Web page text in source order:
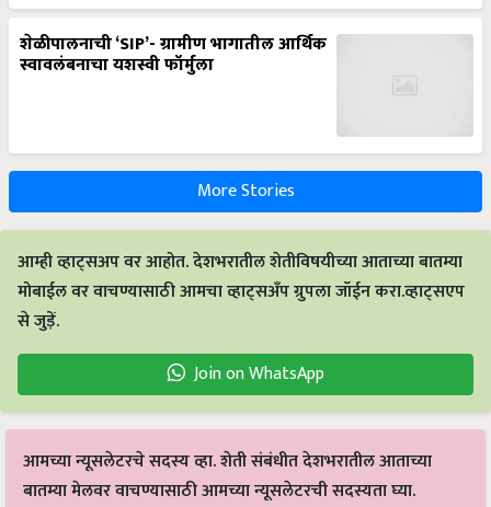
शेळीपालनाची ‘SIP’- ग्रामीण भागातील आर्थिक
स्वावलंबनाचा यशस्वी फॉर्मुला
More Stories
आम्ही व्हाट्सअप वर आहोत. देशभरातील शेतीविषयीच्या आताच्या बातम्या
मोबाईल वर वाचण्यासाठी आमचा व्हाट्सअँप ग्रुपला जॉईन करा.व्हाट्सएप
से जुड़ें.
Join on WhatsApp
आमच्या न्यूसलेटरचे सदस्य व्हा. शेती संबंधीत देशभरातील आताच्या
बातम्या मेलवर वाचण्यासाठी आमच्या न्यूसलेटरची सदस्यता घ्या.